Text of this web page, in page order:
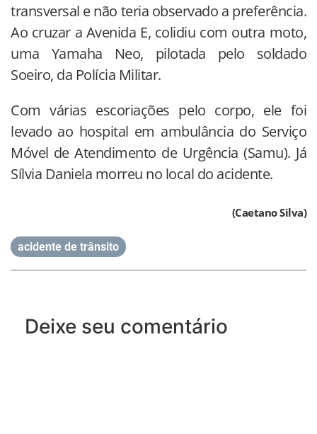
transversal e não teria observado a preferência.
Ao cruzar a Avenida E, colidiu com outra moto,
uma Yamaha Neo, pilotada pelo soldado
Soeiro, da Polícia Militar.
Com várias escoriações pelo corpo, ele foi
levado ao hospital em ambulância do Serviço
Móvel de Atendimento de Urgência (Samu). Já
Sílvia Daniela morreu no local do acidente.
(Caetano Silva)
acidente de trânsito
Deixe seu comentário